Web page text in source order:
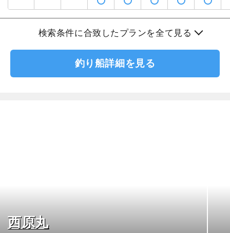
検索条件に合致したプランを全て見る
釣り船詳細を見る
西原丸